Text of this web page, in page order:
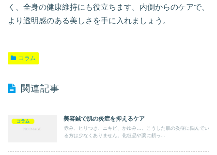
く、全身の健康維持にも役立ちます。内側からのケアで、
より透明感のある美しさを手に入れましょう。
コラム
関連記事
コラム 美容鍼で肌の炎症を抑えるケア
赤み、ヒリつき、ニキビ、かゆみ…。こうした肌の炎症に悩んでい
る方は少なくありません。化粧品や薬に頼っ...